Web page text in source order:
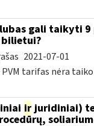
gali taikyti 9
2021-07-01
tarifas nėra
irjuridiniai)